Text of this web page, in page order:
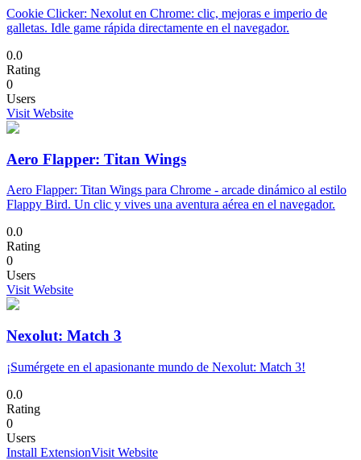
Cookie Clicker: Nexolut en Chrome: clic, mejoras e imperio de
galletas. Idle game rápida directamente en el navegador.
0.0
Rating
0
Users
Visit Website
Aero Flapper: Titan Wings
Aero Flapper: Titan Wings para Chrome - arcade dinámico al estilo
Flappy Bird. Un clic y vives una aventura aérea en el navegador.
0.0
Rating
0
Users
Visit Website
Nexolut: Match 3
¡Sumérgete en el apasionante mundo de Nexolut: Match 3!
0.0
Rating
0
Users
Install ExtensionVisit Website